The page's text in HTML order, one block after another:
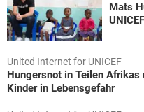
Mats
United Internet for UNICEF
Hungersnot in Teilen
Kinder in Lebensgefahr